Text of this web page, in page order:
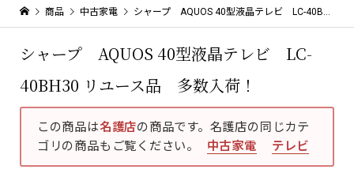
商品 中古家電 シャープ AQUOS 40型液晶テレビ LC-40BH30 リユース品 多数入荷！
シャープ AQUOS 40型液晶テレビ LC-
40BH30 リユース品 多数入荷！
この商品は名護店の商品です。名護店の同じカテ
ゴリの商品もご覧ください。
中古家電 テレビ